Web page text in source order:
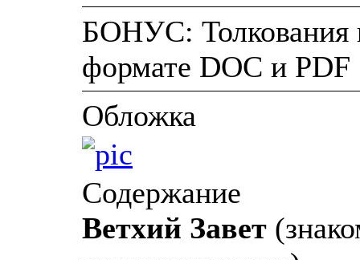
БОНУС: Толкования
формате DOC и PDF
Обложка
Содержание
Ветхий Завет